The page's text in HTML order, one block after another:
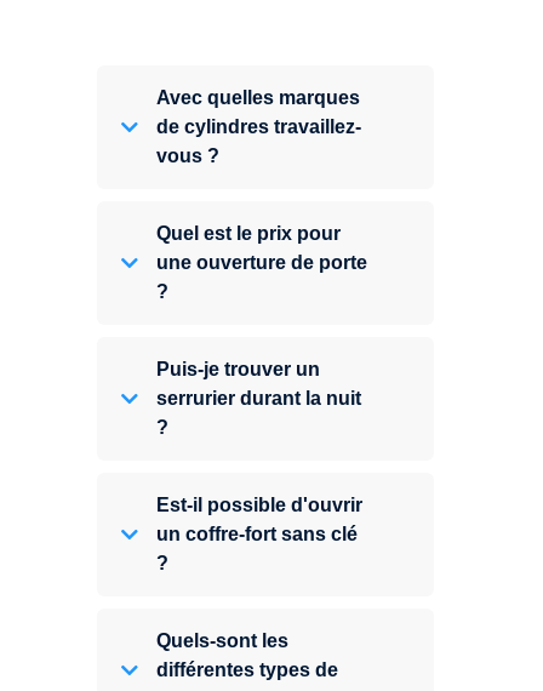
Avec quelles marques
de cylindres travaillez-
vous ?
Quel est le prix pour
une ouverture de porte
?
Puis-je trouver un
serrurier durant la nuit
?
Est-il possible d'ouvrir
un coffre-fort sans clé
?
Quels-sont les
différentes types de